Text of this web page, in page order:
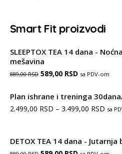
Smart Fit proizvodi
SLEEPTOX TEA 14 dana -
mešavina
889,00RSD Оригинална
589,00 RSD Тренутна
је:
sa PDV-om
Plan ishrane i treninga
2.499,00 RSD – 3.499,00 RSD
од
sa
DETOX TEA 14 dana -